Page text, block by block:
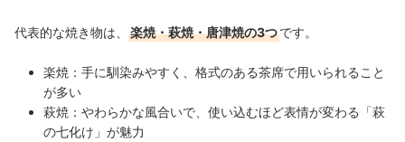
代表的な焼き物は、 楽焼・萩焼・唐津焼の3つです。
楽焼：手に馴染みやすく、格式のある茶席で用いられること
が多い
萩焼：やわらかな風合いで、使い込むほど表情が変わる「萩
の七化け」が魅力